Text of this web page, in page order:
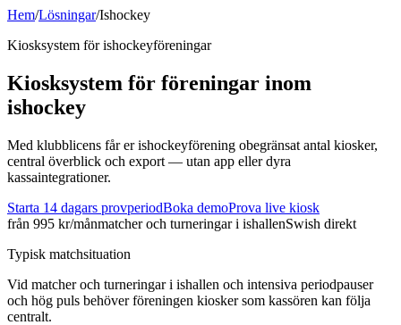
Hem/Lösningar/Ishockey
Kiosksystem förishockeyföreningar
Kiosksystem för föreningar inom
ishockey
Med klubblicens får er ishockeyförening obegränsat antal kiosker,
central överblick och export — utan app eller dyra
kassaintegrationer.
Starta 14 dagars provperiodBoka demoProva live kiosk
från 995 kr/månmatcher och turneringar i ishallenSwish direkt
Typisk matchsituation
Vid matcher och turneringar i ishallen och intensiva periodpauser
och hög puls behöver föreningen kiosker som kassören kan följa
centralt.